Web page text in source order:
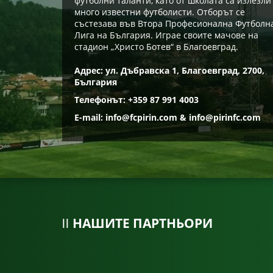
много известни футболисти. Отборът се
състезава във Втора Професионална
Лига на България. Играе своите мачове на
стадион „Христо Ботев“ в Благоевград.
Адрес: ул. Дъбравска 1, Благоевград, 2700,
България
Телефонът: +359 87 991 4003
E-mail: info@fcpirin.com & info@pirinfc.com
НАШИТЕ ПАРТНЬОРИ